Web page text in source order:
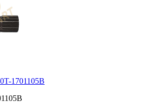
1701105B